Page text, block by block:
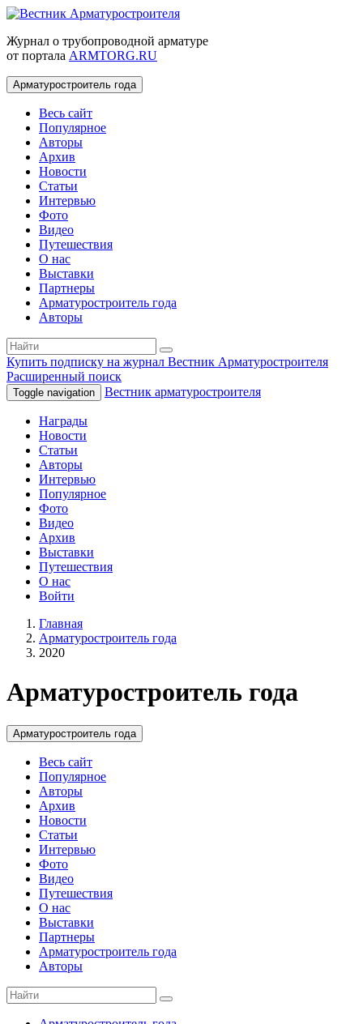
Журнал о трубопроводной арматуре
от портала ARMTORG.RU
Арматуростроитель года
Весь сайт
Популярное
Авторы
Архив
Новости
Статьи
Интервью
Фото
Видео
Путешествия
О нас
Выставки
Партнеры
Арматуростроитель года
Авторы
Купить подписку на журнал Вестник Арматуростроителя
Расширенный поиск
Toggle navigation Вестник арматуростроителя
Награды
Новости
Статьи
Авторы
Интервью
Популярное
Фото
Видео
Архив
Выставки
Путешествия
О нас
Войти
Главная
Арматуростроитель года
2020
Арматуростроитель года
Арматуростроитель года
Весь сайт
Популярное
Авторы
Архив
Новости
Статьи
Интервью
Фото
Видео
Путешествия
О нас
Выставки
Партнеры
Арматуростроитель года
Авторы